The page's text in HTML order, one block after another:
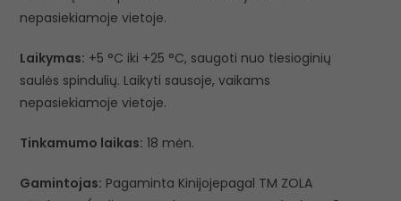
nepasiekiamoje vietoje.
Laikymas: +5 °C iki +25 °C, saugoti nuo tiesioginių
saulės spindulių. Laikyti sausoje, vaikams
nepasiekiamoje vietoje.
Tinkamumo laikas: 18 mėn.
Gamintojas: Pagaminta Kinijojepagal TM ZOLA